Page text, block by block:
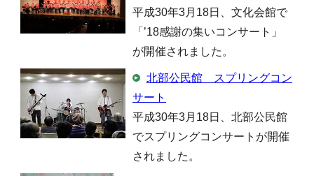
平成30年3月18日、文化会館で
「’18感謝の集いコンサート」
が開催されました。
北部公民館 スプリングコン
サート
平成30年3月18日、北部公民館
でスプリングコンサートが開催
されました。